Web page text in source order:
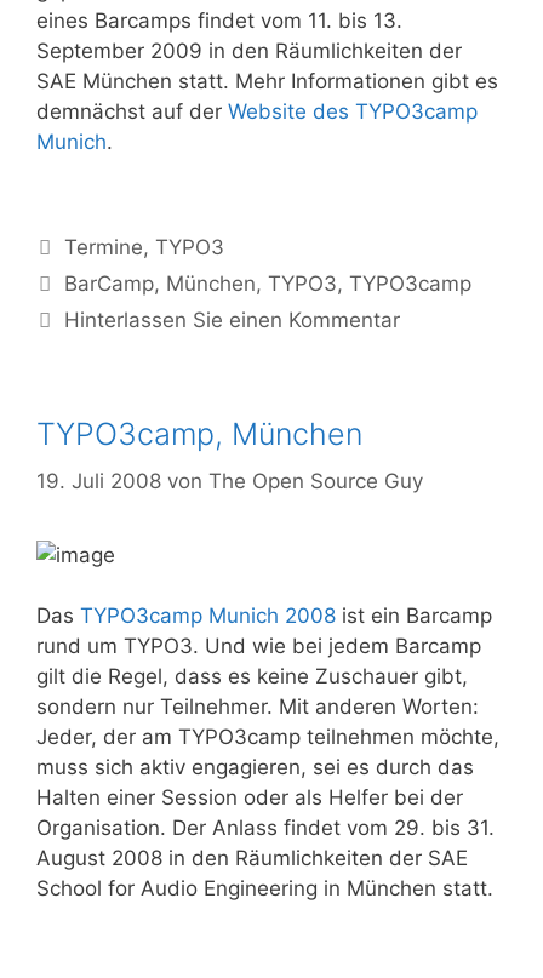
eines Barcamps findet vom 11. bis 13.
September 2009 in den Räumlichkeiten der
SAE München statt. Mehr Informationen gibt es
demnächst auf der Website des TYPO3camp
Munich.
Kategorien
Termine,TYPO3
Tags
BarCamp, München,TYPO3,TYPO3camp
Hinterlassen Sie einen Kommentar
TYPO3camp, München
19. Juli 2008 von The Open Source Guy
Das TYPO3camp Munich 2008 ist ein Barcamp
rund um TYPO3. Und wie bei jedem Barcamp
gilt die Regel, dass es keine Zuschauer gibt,
sondern nur Teilnehmer. Mit anderen Worten:
Jeder, der am TYPO3camp teilnehmen möchte,
muss sich aktiv engagieren, sei es durch das
Halten einer Session oder als Helfer bei der
Organisation. Der Anlass findet vom 29. bis 31.
August 2008 in den Räumlichkeiten der SAE
School for Audio Engineering in München statt.